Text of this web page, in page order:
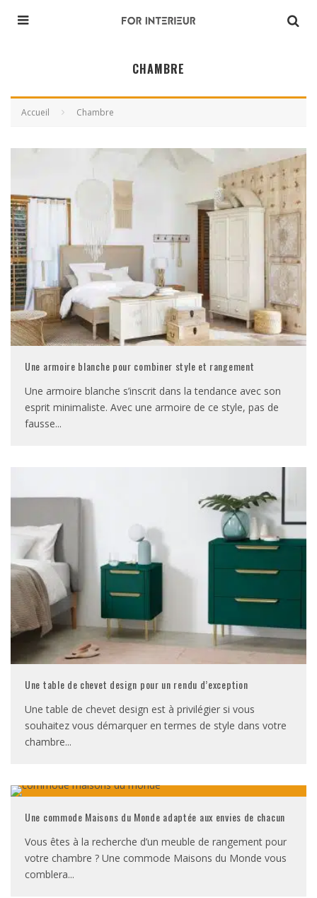
CHAMBRE
Accueil Chambre
Une armoire blanche pour combiner style et rangement
Une armoire blanche s’inscrit dans la tendance avec son
esprit minimaliste. Avec une armoire de ce style, pas de
fausse...
Une table de chevet design pour un rendu d’exception
Une table de chevet design est à privilégier si vous
souhaitez vous démarquer en termes de style dans votre
chambre...
Une commode Maisons du Monde adaptée aux envies de chacun
Vous êtes à la recherche d’un meuble de rangement pour
votre chambre ? Une commode Maisons du Monde vous
comblera...